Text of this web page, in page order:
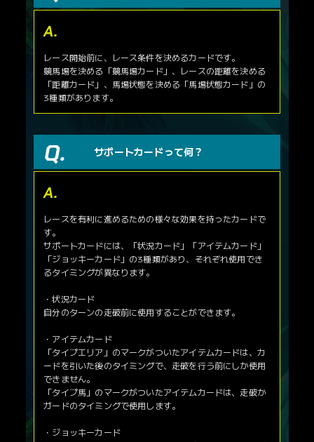
レース開始前に、レース条件を決めるカードです。
競馬場を決める「競馬場カード」、レースの距離を決める
「距離カード」、馬場状態を決める「馬場状態カード」の
3種類があります。
サポートカードって何？
レースを有利に進めるための様々な効果を持ったカードで
す。
サポートカードには、「状況カード」「アイテムカード」
「ジョッキーカード」の3種類があり、それぞれ使用でき
るタイミングが異なります。
・状況カード
自分のターンの走破前に使用することができます。
・アイテムカード
「タイプエリア」のマークがついたアイテムカードは、カ
ードを引いた後のタイミングで、走破を行う前にしか使用
できません。
「タイプ馬」のマークがついたアイテムカードは、走破か
ガードのタイミングで使用します。
・ジョッキーカード